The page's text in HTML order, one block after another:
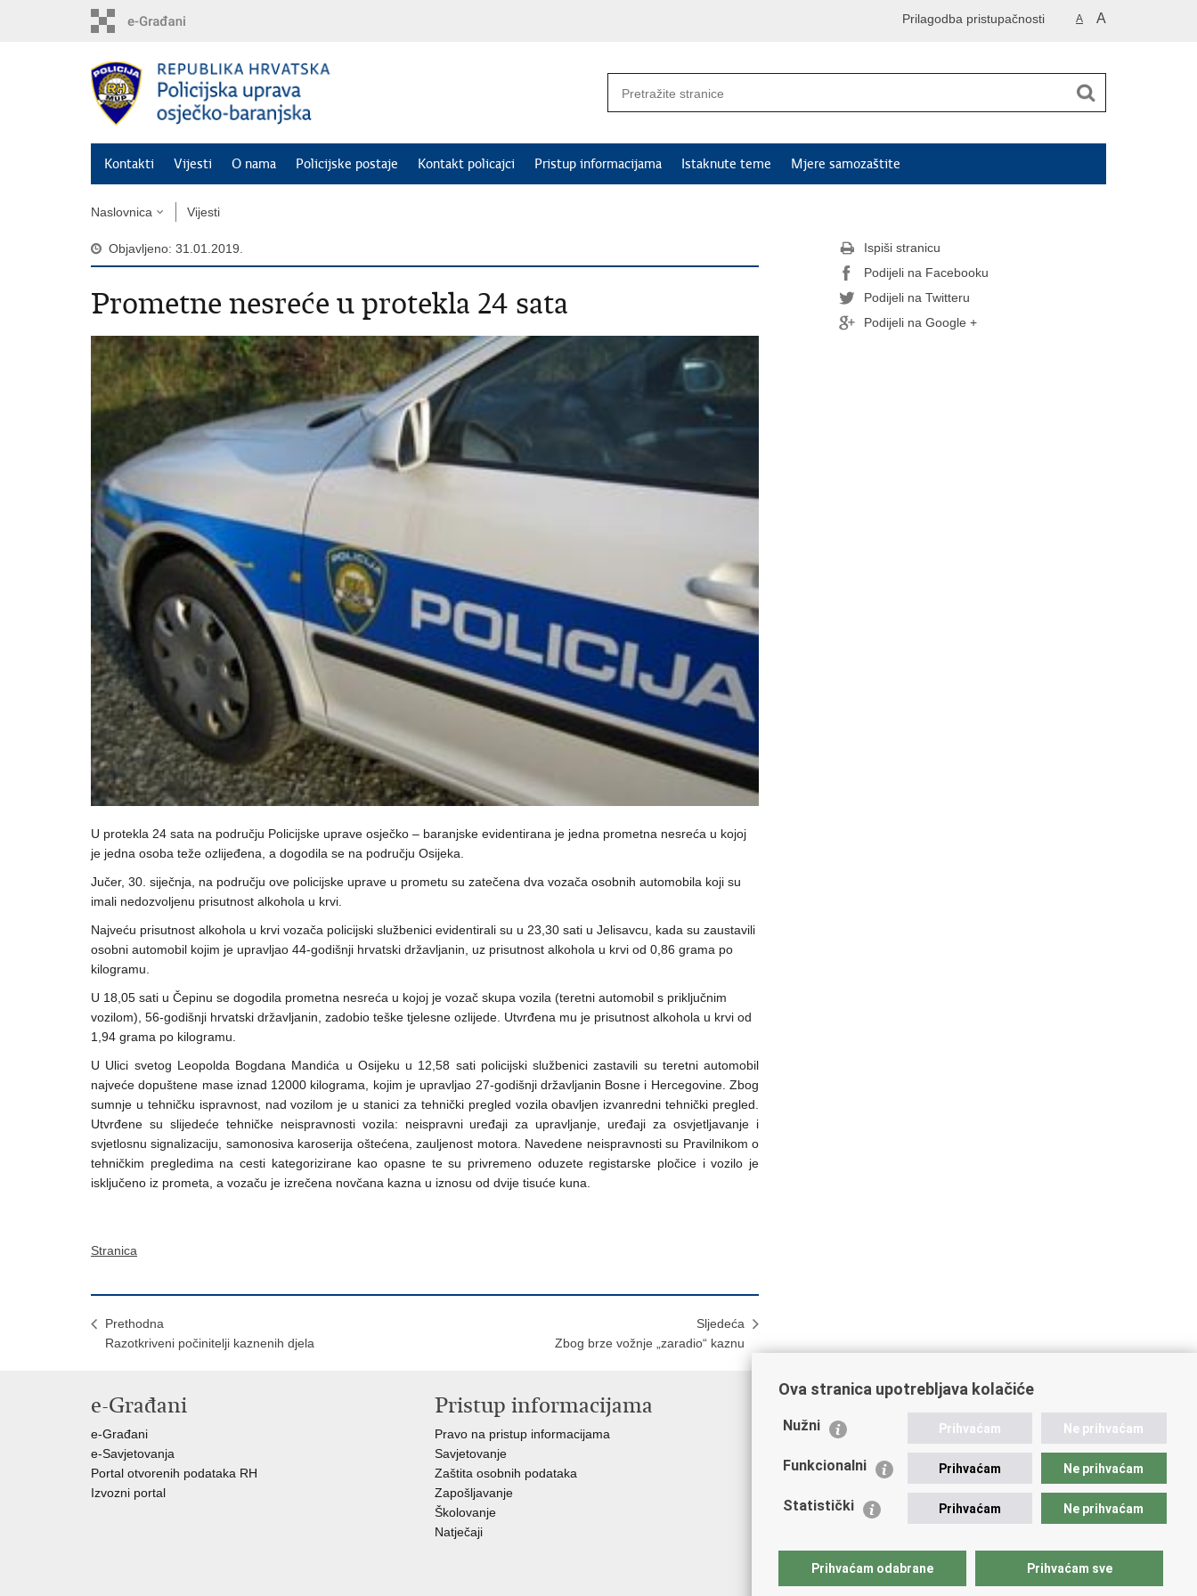
A A
Prilagodba pristupačnosti
Kontakti Vijesti O nama Policijske postaje Kontakt policajci Pristup informacijama Istaknute teme Mjere samozaštite
Naslovnica Vijesti
Objavljeno: 31.01.2019.
Prometne nesreće u protekla 24 sata
U protekla 24 sata na području Policijske uprave osječko – baranjske evidentirana je jedna prometna nesreća u kojoj
je jedna osoba teže ozlijeđena, a dogodila se na području Osijeka.
Jučer, 30. siječnja, na području ove policijske uprave u prometu su zatečena dva vozača osobnih automobila koji su
imali nedozvoljenu prisutnost alkohola u krvi.
Najveću prisutnost alkohola u krvi vozača policijski službenici evidentirali su u 23,30 sati u Jelisavcu, kada su zaustavili
osobni automobil kojim je upravljao 44-godišnji hrvatski državljanin, uz prisutnost alkohola u krvi od 0,86 grama po
kilogramu.
U 18,05 sati u Čepinu se dogodila prometna nesreća u kojoj je vozač skupa vozila (teretni automobil s priključnim
vozilom), 56-godišnji hrvatski državljanin, zadobio teške tjelesne ozlijede. Utvrđena mu je prisutnost alkohola u krvi od
1,94 grama po kilogramu.
U Ulici svetog Leopolda Bogdana Mandića u Osijeku u 12,58 sati policijski službenici zastavili su teretni automobil
najveće dopuštene mase iznad 12000 kilograma, kojim je upravljao 27-godišnji državljanin Bosne i Hercegovine. Zbog
sumnje u tehničku ispravnost, nad vozilom je u stanici za tehnički pregled vozila obavljen izvanredni tehnički pregled.
Utvrđene su slijedeće tehničke neispravnosti vozila: neispravni uređaji za upravljanje, uređaji za osvjetljavanje i
svjetlosnu signalizaciju, samonosiva karoserija oštećena, zauljenost motora. Navedene neispravnosti su Pravilnikom o
tehničkim pregledima na cesti kategorizirane kao opasne te su privremeno oduzete registarske pločice i vozilo je
isključeno iz prometa, a vozaču je izrečena novčana kazna u iznosu od dvije tisuće kuna.
Stranica
Prethodna
Razotkriveni počinitelji kaznenih djela
Sljedeća
Zbog brze vožnje „zaradio“ kaznu
Ispiši stranicu
Podijeli na Facebooku
Podijeli na Twitteru
Podijeli na Google +
e-Građani
e-Građani
e-Savjetovanja
Portal otvorenih podataka RH
Izvozni portal
Pristup informacijama
Pravo na pristup informacijama
Savjetovanje
Zaštita osobnih podataka
Zapošljavanje
Školovanje
Natječaji
Važne poveznice
Ministarstvo unutarnjih poslova
Udruge
Policijska akademija
Zaklada policijske solidarnosti
Centar za forenzična ispitivanja, istraživanja i vještačenja
"Ivan Vučetić"
Ova stranica upotrebljava kolačiće
Nužni Prihvaćam Ne prihvaćam
Funkcionalni Prihvaćam Ne prihvaćam
Statistički Prihvaćam Ne prihvaćam
Prihvaćam odabrane Prihvaćam sve